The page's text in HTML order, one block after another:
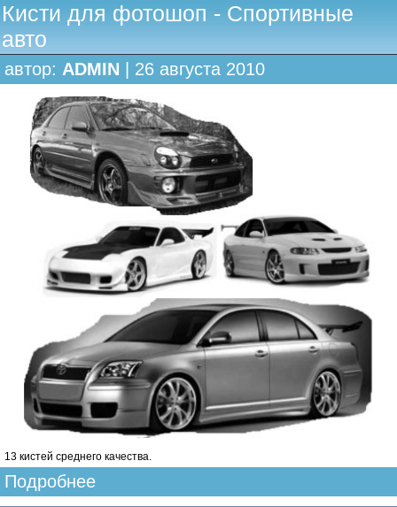
Кисти для фотошоп - Спортивные
авто
автор: ADMIN | 26 августа 2010
13 кистей среднего качества.
Подробнее